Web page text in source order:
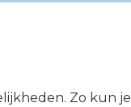
Zo kun je